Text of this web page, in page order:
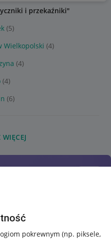
pokrewnym (np. piksele,
i przekaźniki"
(5)
Wielkopolski (4)
(4)
(4)
(6)